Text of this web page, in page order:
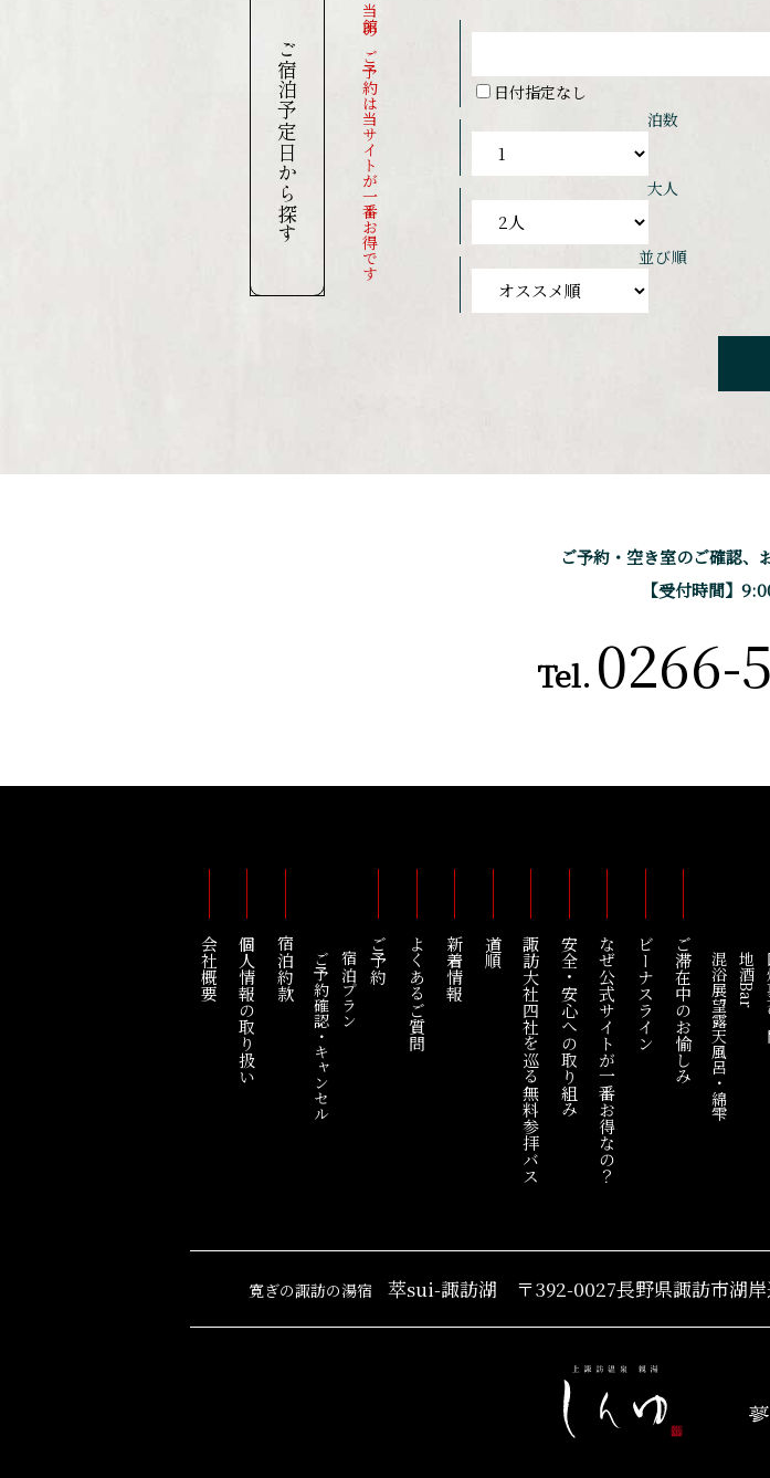
ご宿泊予定日から探す 当館のご予約は当サイトが一番お得です
日付指定なし
泊数
大人
並び順
ご予約・空き室のご確認、
【受付時間】
Tel. 0266-
地酒Bar
混浴展望露天風呂・綿雫
ご滞在中のお愉しみ
ビーナスライン
なぜ公式サイトが一番お得なの？
安全・安心への取り組み
諏訪大社四社を巡る
無料参拝バス
道順
新着情報
よくあるご質問
ご予約
宿泊プラン
ご予約確認・キャンセル
宿泊約款
個人情報の取り扱い
会社概要
寛ぎの諏訪の湯宿 萃sui-諏訪湖 〒392-0027長野県諏訪市湖